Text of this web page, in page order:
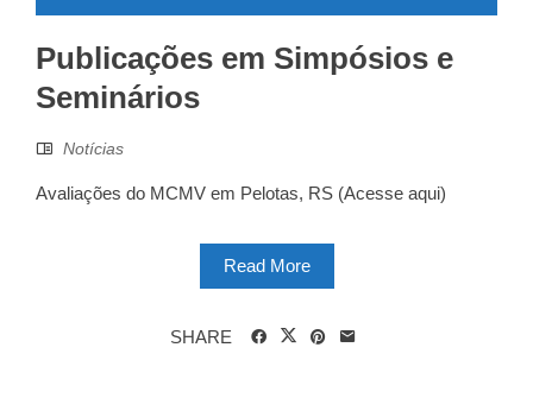
Publicações em Simpósios e
Seminários
Notícias
Avaliações do MCMV em Pelotas, RS (Acesse aqui)
Read More
SHARE